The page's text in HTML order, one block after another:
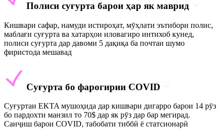
Полиси суғурта барои ҳар як маврид
Кишвари сафар, намуди истироҳат, мӯҳлати эътибори полис,
маблағи суғурта ва хатарҳои иловагиро интихоб кунед,
полиси суғурта дар давоми 5 дақиқа ба почтаи шумо
фиристода мешавад
Суғурта бо фарогирии COVID
Суғуртаи EKTA мушоҳида дар кишвари дигарро барои 14 рӯз
бо пардохти манзил то 70$ дар як рӯз дар бар мегирад.
Санҷиш барои COVID, табобати тиббӣ ё статсионарӣ